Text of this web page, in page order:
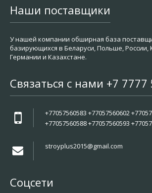
Наши поставщики
У нашей компании обширная база
базирующихся в Беларуси, Польше, России,
Германии и Казахстане.
Связаться с нами +7 7777
+77057560583 +77057560602
+77057560588 +77057560593
stroyplus2015@gmail.com
Соцсети